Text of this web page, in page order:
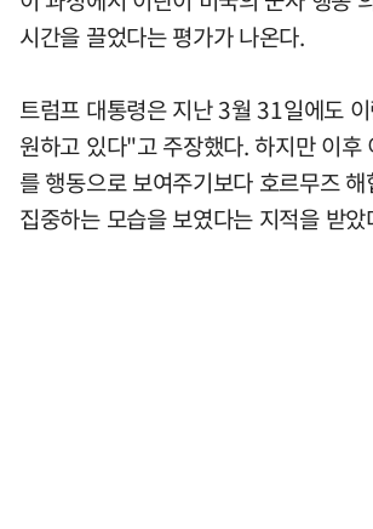
시간을 끌었다는 평가가 나온다.
트럼프 대통령은 지난 3월 31일에도
원하고 있다"고 주장했다. 하지만 이후
를 행동으로 보여주기보다 호르무즈
집중하는 모습을 보였다는 지적을 받았